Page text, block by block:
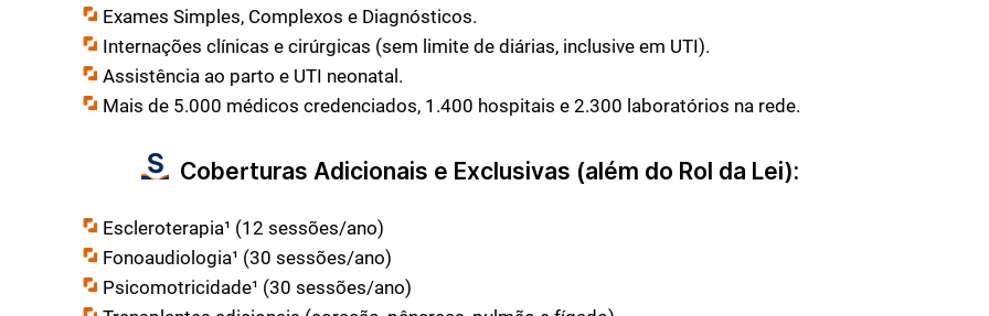
Exames Simples, Complexos e Diagnósticos.
Internações clínicas e cirúrgicas (sem limite de diárias, inclusive em UTI).
Assistência ao parto e UTI neonatal.
Mais de 5.000 médicos credenciados, 1.400 hospitais e 2.300 laboratórios na rede.
Coberturas Adicionais e Exclusivas (além do Rol da Lei):
Escleroterapia¹ (12 sessões/ano)
Fonoaudiologia¹ (30 sessões/ano)
Psicomotricidade¹ (30 sessões/ano)